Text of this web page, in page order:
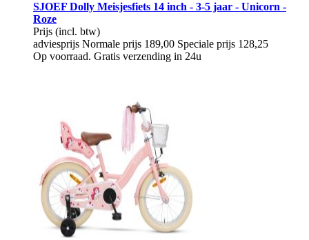
SJOEF Dolly Meisjesfiets 14 inch - 3-5 jaar - Unicorn -
Roze
Prijs (incl. btw)
adviesprijs Normale prijs 189,00 Speciale prijs 128,25
Op voorraad. Gratis verzending in 24u